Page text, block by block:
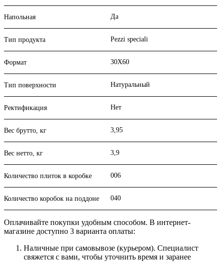
Напольная Да
Тип продукта Pezzi speciali
Формат 30X60
Тип поверхности Натуральный
Ректификация Нет
Вес брутто, кг 3,95
Вес нетто, кг 3,9
Количество плиток в коробке 006
Количество коробок на поддоне 040
Оплачивайте покупки удобным способом. В интернет-
магазине доступно 3 варианта оплаты:
Наличные при самовывозе (курьером). Специалист
свяжется с вами, чтобы уточнить время и заранее